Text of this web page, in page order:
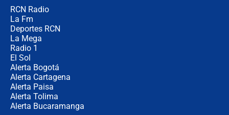
RCN Radio
La Fm
Deportes RCN
La Mega
Radio 1
El Sol
Alerta Bogotá
Alerta Cartagena
Alerta Paisa
Alerta Tolima
Alerta Bucaramanga